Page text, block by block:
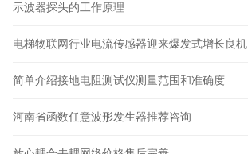
示波器探头的工作原理
电梯物联网行业电流传感器迎来爆发式增长良机
简单介绍接地电阻测试仪测量范围和准确度
河南省函数任意波形发生器推荐咨询